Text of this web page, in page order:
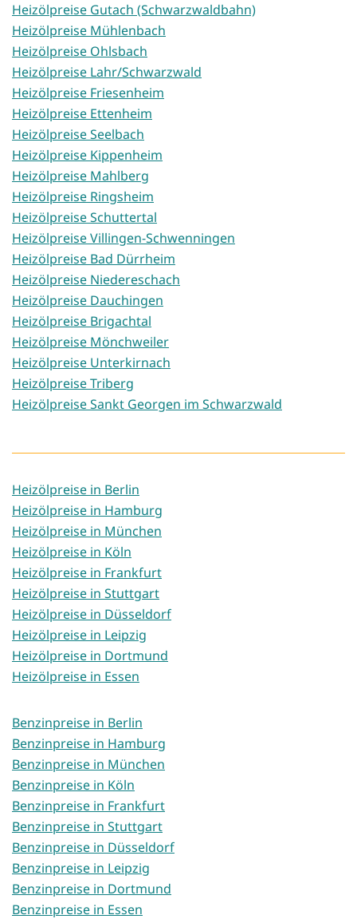
Heizölpreise Gutach (Schwarzwaldbahn)
Heizölpreise Mühlenbach
Heizölpreise Ohlsbach
Heizölpreise Lahr/Schwarzwald
Heizölpreise Friesenheim
Heizölpreise Ettenheim
Heizölpreise Seelbach
Heizölpreise Kippenheim
Heizölpreise Mahlberg
Heizölpreise Ringsheim
Heizölpreise Schuttertal
Heizölpreise Villingen-Schwenningen
Heizölpreise Bad Dürrheim
Heizölpreise Niedereschach
Heizölpreise Dauchingen
Heizölpreise Brigachtal
Heizölpreise Mönchweiler
Heizölpreise Unterkirnach
Heizölpreise Triberg
Heizölpreise Sankt Georgen im Schwarzwald
Heizölpreise in Berlin
Heizölpreise in Hamburg
Heizölpreise in München
Heizölpreise in Köln
Heizölpreise in Frankfurt
Heizölpreise in Stuttgart
Heizölpreise in Düsseldorf
Heizölpreise in Leipzig
Heizölpreise in Dortmund
Heizölpreise in Essen
Benzinpreise in Berlin
Benzinpreise in Hamburg
Benzinpreise in München
Benzinpreise in Köln
Benzinpreise in Frankfurt
Benzinpreise in Stuttgart
Benzinpreise in Düsseldorf
Benzinpreise in Leipzig
Benzinpreise in Dortmund
Benzinpreise in Essen